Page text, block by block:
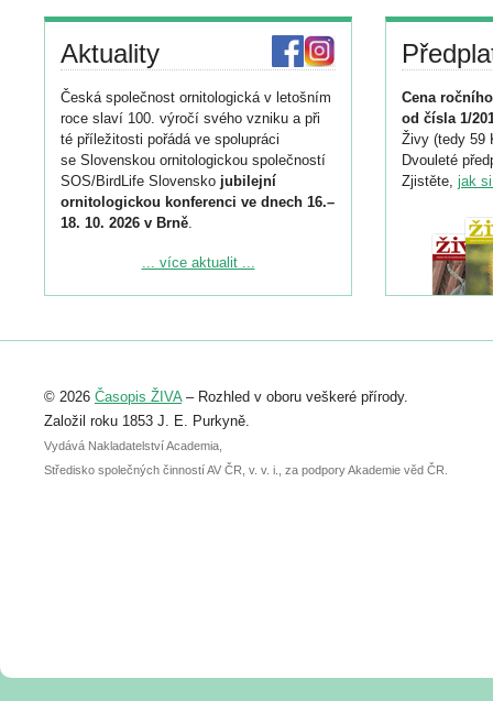
Aktuality
Česká společnost ornitologická v letošním
roce slaví 100. výročí svého vzniku a při
té příležitosti pořádá ve spolupráci
se Slovenskou ornitologickou společností
SOS/BirdLife Slovensko jubilejní
ornitologickou konferenci ve dnech 16.–
18. 10. 2026 v Brně.
Podrobnější informace ke konferenci
Registrovat se můžete do 6. září.
abstraktu přihlášené přednášky nebo
posteru je už 30. června.
... více aktualit ...
Cena
od čísla 1/
Živy (tedy 59
Dvouleté
Zjistěte, jak
© 2026 Časopis ŽIVA– Rozhled v oboru veškeré přírody.
Založil roku 1853 J. E. Purkyně.
Vydává Nakladatelství Academia,
Středisko společných činností AV ČR, v. v. i., za podpory Akademie věd ČR.